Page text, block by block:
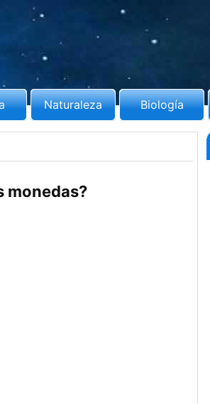
Naturaleza Biología
monedas?